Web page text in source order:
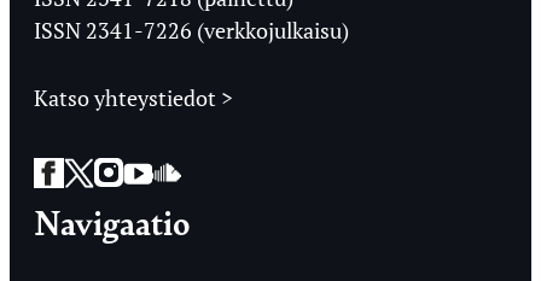
ISSN 2341-7226 (verkkojulkaisu)
Katso yhteystiedot >
Facebook
Twitter
Instagram
YouTube
SoundCloud
Navigaatio